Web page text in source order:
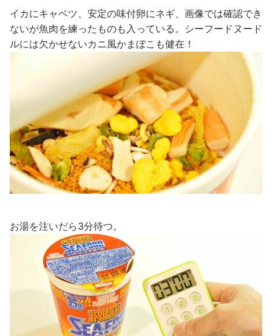
イカにキャベツ、安定の味付卵にネギ、画像では確認でき
ないが魚肉を練ったものも入っている。シーフードヌード
ルには欠かせないカニ風かまぼこも健在！
お湯を注いだら3分待つ。